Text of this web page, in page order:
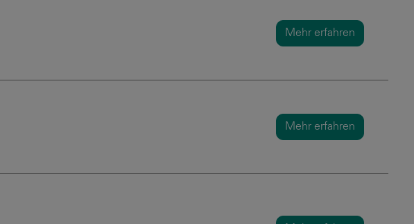
Mehr erfahren
Mehr erfahren